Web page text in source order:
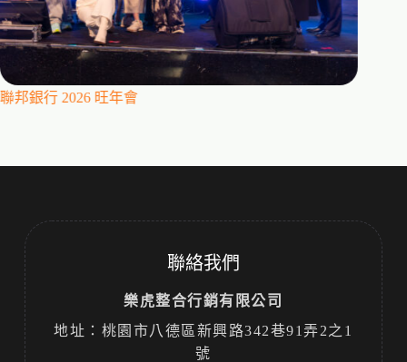
聯邦銀行 2026 旺年會
聯絡我們
樂虎整合行銷有限公司
地址：桃園市八德區新興路342巷91弄2之1
號